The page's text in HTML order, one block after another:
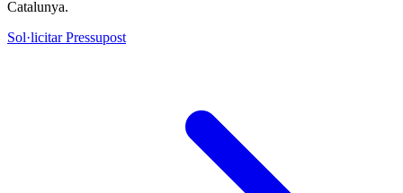
Catalunya.
Sol·licitar Pressupost